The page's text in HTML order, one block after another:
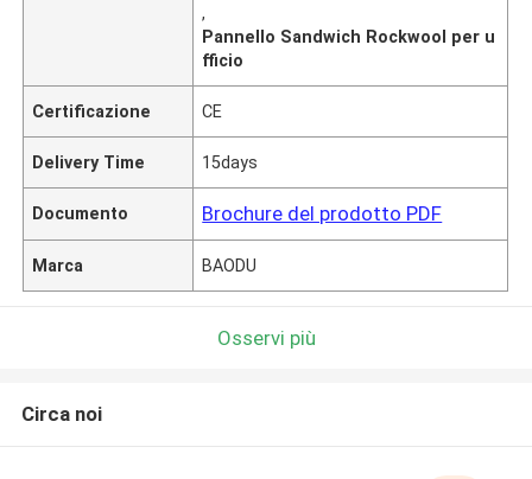
,
Pannello Sandwich Rockwool per u
fficio
Certificazione CE
Delivery Time 15days
Documento Brochure del prodotto PDF
Marca BAODU
Osservi più
Circa noi